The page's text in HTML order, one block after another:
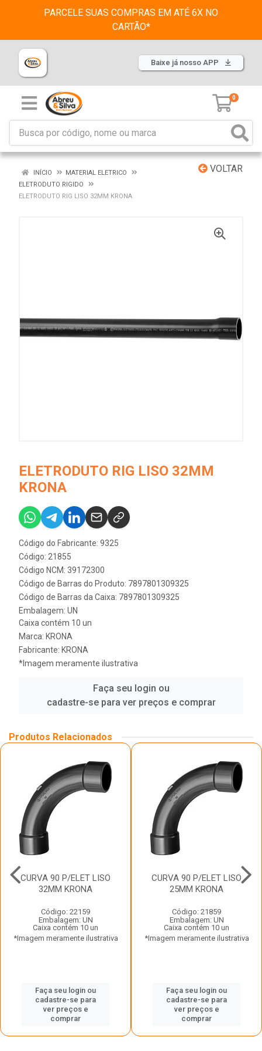
PARCELE SUAS COMPRAS EM ATÉ 6X NO
CARTÃO*
Baixe já nosso APP
0
VOLTAR
INÍCIO
MATERIAL ELETRICO
ELETRODUTO RIGIDO
ELETRODUTO RIG LISO 32MM KRONA
ELETRODUTO RIG LISO 32MM
KRONA
Código do Fabricante: 9325
Código: 21855
Código NCM: 39172300
Código de Barras do Produto: 7897801309325
Código de Barras da Caixa: 7897801309325
Embalagem: UN
Caixa contém 10 un
Marca: KRONA
Fabricante: KRONA
*Imagem meramente ilustrativa
Faça seu login ou
cadastre-se para ver preços e comprar
Produtos Relacionados
CURVA 90 P/ELET LISO
32MM KRONA
Código: 22159
Embalagem: UN
Caixa contém 10 un
*Imagem meramente ilustrativa
Faça seu login ou
cadastre-se para
ver preços e
comprar
CURVA 90 P/ELET LISO
25MM KRONA
Código: 21859
Embalagem: UN
Caixa contém 10 un
*Imagem meramente ilustrativa
Faça seu login ou
cadastre-se para
ver preços e
comprar